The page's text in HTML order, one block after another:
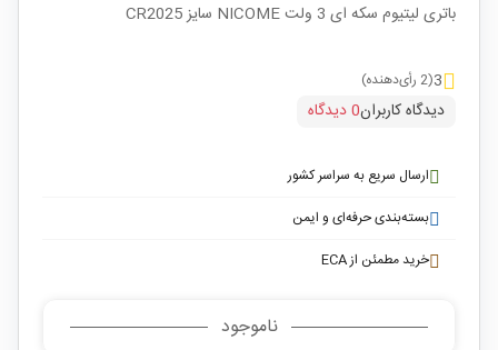
باتری لیتیوم سکه ای 3 ولت NICOME سایز CR2025
3(2 رأی‌دهنده)
دیدگاه کاربران0 دیدگاه
ارسال سریع به سراسر کشور
بسته‌بندی حرفه‌ای و ایمن
خرید مطمئن از ECA
ناموجود